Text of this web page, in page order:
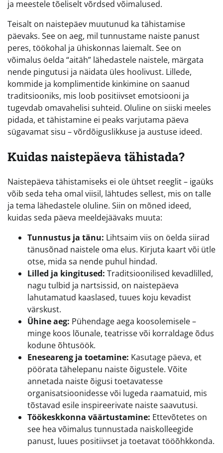
ja meestele tõeliselt võrdsed võimalused.
Teisalt on naistepäev muutunud ka tähistamise
päevaks. See on aeg, mil tunnustame naiste panust
peres, töökohal ja ühiskonnas laiemalt. See on
võimalus öelda “aitäh” lähedastele naistele, märgata
nende pingutusi ja näidata üles hoolivust. Lillede,
kommide ja komplimentide kinkimine on saanud
traditsiooniks, mis loob positiivset emotsiooni ja
tugevdab omavahelisi suhteid. Oluline on siiski meeles
pidada, et tähistamine ei peaks varjutama päeva
sügavamat sisu – võrdõiguslikkuse ja austuse ideed.
Kuidas naistepäeva tähistada?
Naistepäeva tähistamiseks ei ole ühtset reeglit – igaüks
võib seda teha omal viisil, lähtudes sellest, mis on talle
ja tema lähedastele oluline. Siin on mõned ideed,
kuidas seda päeva meeldejäävaks muuta:
Tunnustus ja tänu: Lihtsaim viis on öelda siirad
tänusõnad naistele oma elus. Kirjuta kaart või ütle
otse, mida sa nende puhul hindad.
Lilled ja kingitused: Traditsioonilised kevadlilled,
nagu tulbid ja nartsissid, on naistepäeva
lahutamatud kaaslased, tuues koju kevadist
värskust.
Ühine aeg: Pühendage aega koosolemisele –
minge koos lõunale, teatrisse või korraldage õdus
kodune õhtusöök.
Eneseareng ja toetamine: Kasutage päeva, et
pöörata tähelepanu naiste õigustele. Võite
annetada naiste õigusi toetavatesse
organisatsioonidesse või lugeda raamatuid, mis
tõstavad esile inspireerivate naiste saavutusi.
Töökeskkonna väärtustamine: Ettevõtetes on
see hea võimalus tunnustada naiskolleegide
panust, luues positiivset ja toetavat tööõhkkonda.